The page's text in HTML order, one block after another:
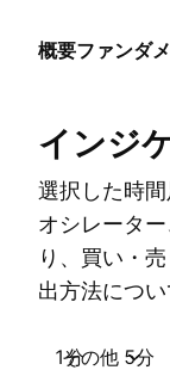
概要ファンダ
インジ
選択した時
オシレータ
り、買い・
出方法につ
1分 5分
その他